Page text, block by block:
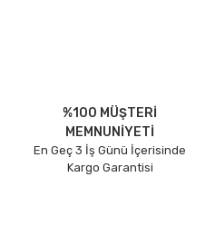
%100 MÜŞTERİ
MEMNUNİYETİ
En Geç 3 İş Günü İçerisinde
Kargo Garantisi